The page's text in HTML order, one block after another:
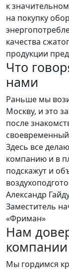
к
на покупку
качества
продукции
Что
нами
Раньше мы
Москву, и это
после
Здесь все
компанию и в
подскажут и
Александр
Заместитель
«Фриман»
Нам
Мы гордимся